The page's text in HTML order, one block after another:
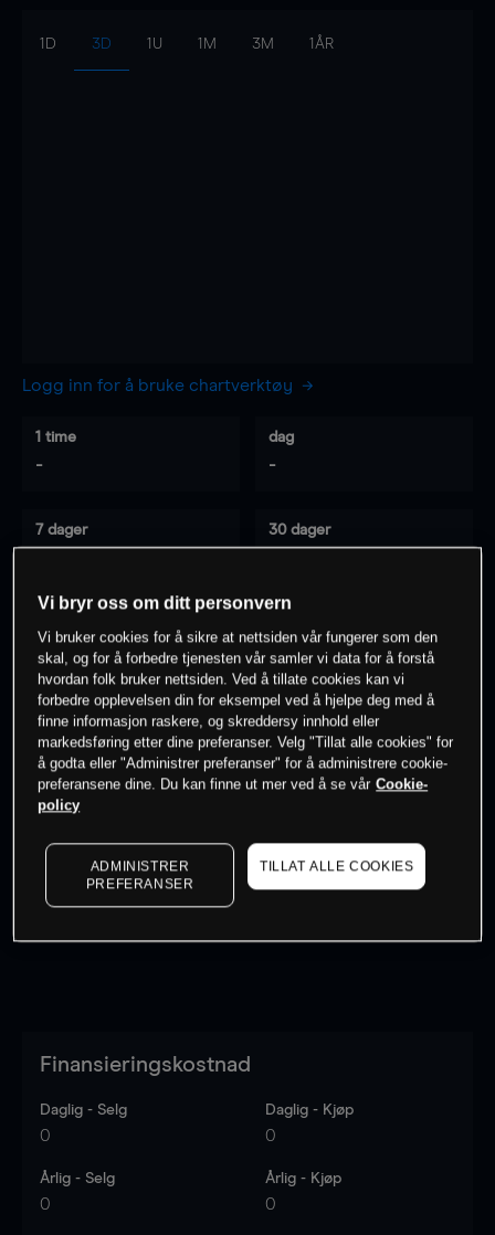
1D 3D 1U 1M 3M 1ÅR
Logg inn for å bruke chartverktøy
1 time
-
dag
-
7 dager 30 dager
0% av kunder erpå dette instrumentet
Søk om konto
Kursene er veiledende. to see latest market data
Finansieringskostnad
Daglig - Selg
0
Daglig - Kjøp
0
Årlig - Selg
0
Årlig - Kjøp
0
Vi bryr oss om ditt personvern
Vi bruker cookies for å sikre at nettsiden vår fungerer som den
skal, og for å forbedre tjenesten vår samler vi data for å forstå
hvordan folk bruker nettsiden. Ved å tillate cookies kan vi
forbedre opplevelsen din for eksempel ved å hjelpe deg med å
finne informasjon raskere, og skreddersy innhold eller
markedsføring etter dine preferanser. Velg "Tillat alle cookies" for
å godta eller "Administrer preferanser" for å administrere cookie-
preferansene dine. Du kan finne ut mer ved å se vår Cookie-
policy
ADMINISTRER
PREFERANSER
TILLAT ALLE COOKIES